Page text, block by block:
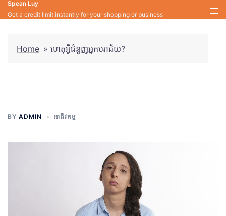
Skip
to
Spean Luy
Get a credit limit instantly for your shopping or business
Home » ហេតុអ្វីជំនួញអ្នកបរាជ័យ?
BY ADMIN អាជីវកម្ម